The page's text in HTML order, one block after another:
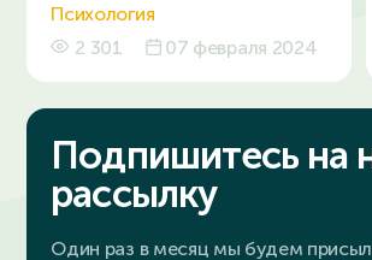
Психология
2 301
07 февраля 2024
Подпишитесь на
рассылку
Один раз в месяц мы будем